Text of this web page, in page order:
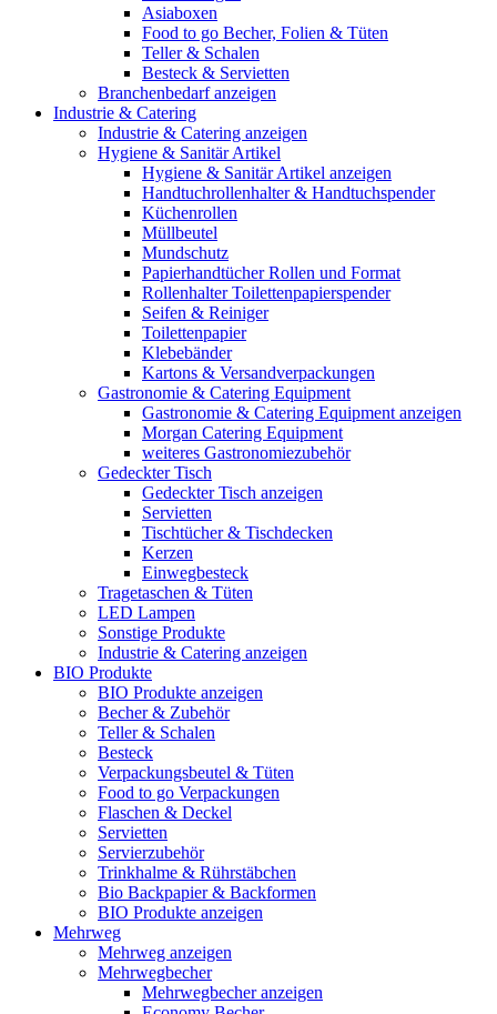
Asiaboxen
Food to go Becher, Folien & Tüten
Teller & Schalen
Besteck & Servietten
Branchenbedarf anzeigen
Industrie & Catering
Industrie & Catering anzeigen
Hygiene & Sanitär Artikel
Hygiene & Sanitär Artikel anzeigen
Handtuchrollenhalter & Handtuchspender
Küchenrollen
Müllbeutel
Mundschutz
Papierhandtücher Rollen und Format
Rollenhalter Toilettenpapierspender
Seifen & Reiniger
Toilettenpapier
Klebebänder
Kartons & Versandverpackungen
Gastronomie & Catering Equipment
Gastronomie & Catering Equipment anzeigen
Morgan Catering Equipment
weiteres Gastronomiezubehör
Gedeckter Tisch
Gedeckter Tisch anzeigen
Servietten
Tischtücher & Tischdecken
Kerzen
Einwegbesteck
Tragetaschen & Tüten
LED Lampen
Sonstige Produkte
Industrie & Catering anzeigen
BIO Produkte
BIO Produkte anzeigen
Becher & Zubehör
Teller & Schalen
Besteck
Verpackungsbeutel & Tüten
Food to go Verpackungen
Flaschen & Deckel
Servietten
Servierzubehör
Trinkhalme & Rührstäbchen
Bio Backpapier & Backformen
BIO Produkte anzeigen
Mehrweg
Mehrweg anzeigen
Mehrwegbecher
Mehrwegbecher anzeigen